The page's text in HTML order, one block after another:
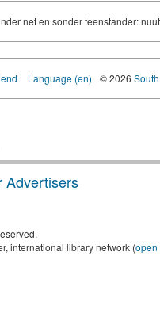
net en sonder teenstander:
Language (en) © 2026
Advertisers
international library network (open